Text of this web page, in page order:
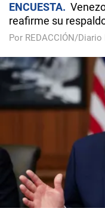
ENCUESTA
reafirme su
Por REDACCIÓN/